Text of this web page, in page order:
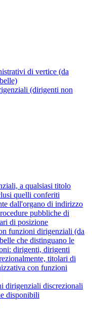
di vertice (da
(dirigenti non
a qualsiasi titolo
quelli conferiti
dall'organo di indirizzo
pubbliche di
di posizione
funzioni dirigenziali (da
che distinguano le
dirigenti, dirigenti
titolari di
con funzioni
dirigenziali discrezionali
disponibili